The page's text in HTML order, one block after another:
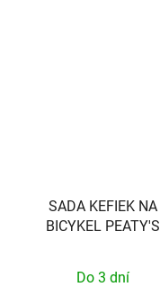
SADA KEFIEK NA
BICYKEL PEATY'S
Do 3 dní